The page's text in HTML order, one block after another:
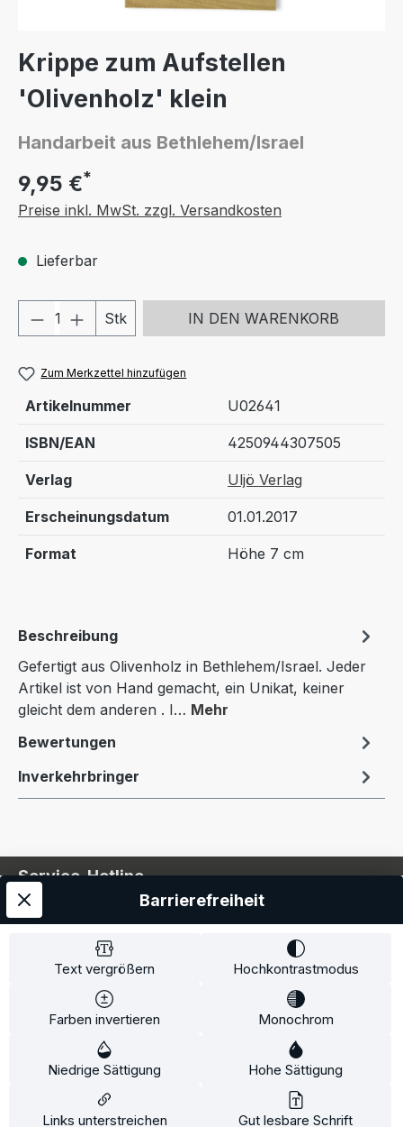
Krippe zum Aufstellen
'Olivenholz' klein
Handarbeit aus Bethlehem/Israel
9,95 €*
Preise inkl. MwSt. zzgl. Versandkosten
Lieferbar
Produkt Anzahl: Gib den
Stk IN DEN WARENKORB
Zum Merkzettel hinzufügen
Artikelnummer U02641
ISBN/EAN 4250944307505
Verlag Uljö Verlag
Erscheinungsdatum 01.01.2017
Format Höhe 7 cm
Beschreibung
Gefertigt aus Olivenholz in Bethlehem/Israel. Jeder
Artikel ist von Hand gemacht, ein Unikat, keiner
gleicht dem anderen . I… Mehr
Bewertungen
Inverkehrbringer
Service-Hotline
Service
Information
* Alle Preise inkl. gesetzl. Mehrwertsteuer zzgl.
und ggf. Nachnahmegebühren, wenn
Text vergrößern Hochkontrastmodus
Farben invertieren Monochrom
Niedrige Sättigung Hohe Sättigung
Links unterstreichen Gut lesbare Schrift
Barrierefreiheit